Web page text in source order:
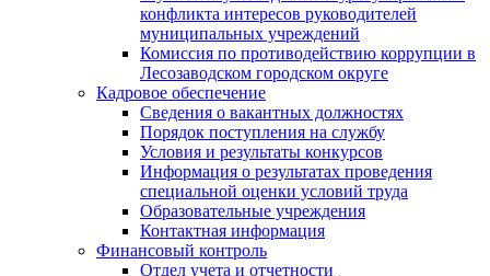
конфликта интересов руководителей
муниципальных учреждений
Комиссия по противодействию коррупции в
Лесозаводском городском округе
Кадровое обеспечение
Сведения о вакантных должностях
Порядок поступления на службу
Условия и результаты конкурсов
Информация о результатах проведения
специальной оценки условий труда
Образовательные учреждения
Контактная информация
Финансовый контроль
Отдел учета и отчетности